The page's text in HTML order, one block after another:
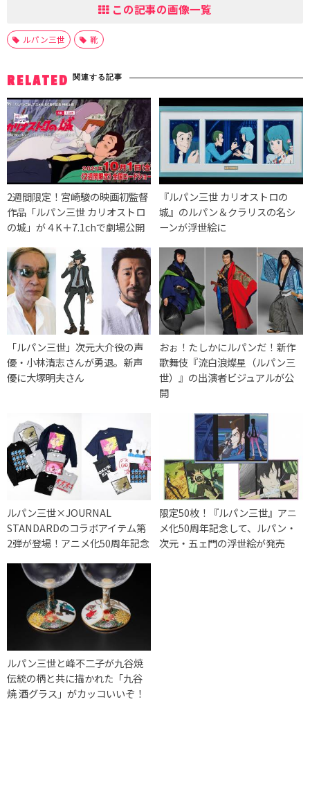
この記事の画像一覧
ルパン三世 靴
RELATED 関連する記事
2週間限定！宮崎駿の映画初監督
作品「ルパン三世 カリオストロ
の城」が４K＋7.1chで劇場公開
『ルパン三世 カリオストロの
城』のルパン＆クラリスの名シ
ーンが浮世絵に
「ルパン三世」次元大介役の声
優・小林清志さんが勇退。新声
優に大塚明夫さん
おぉ！たしかにルパンだ！新作
歌舞伎『流白浪燦星（ルパン三
世）』の出演者ビジュアルが公
開
ルパン三世×JOURNAL
STANDARDのコラボアイテム第
2弾が登場！アニメ化50周年記念
限定50枚！『ルパン三世』アニ
メ化50周年記念して、ルパン・
次元・五ェ門の浮世絵が発売
ルパン三世と峰不二子が九谷焼
伝統の柄と共に描かれた「九谷
焼 酒グラス」がカッコいいぞ！